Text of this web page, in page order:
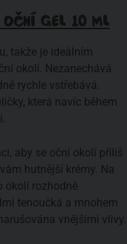
OČNÍ GEL 10 ML
takže je ideálním
okolí. Nezanechává
rychle vstřebává.
která navíc během
aby se oční okolí příliš
hutnější krémy. Na
okolí rozhodně
tenoučká a mnohem
vnějšími vlivy.